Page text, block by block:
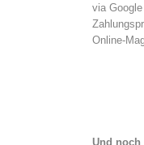
via
Online-
Und noch